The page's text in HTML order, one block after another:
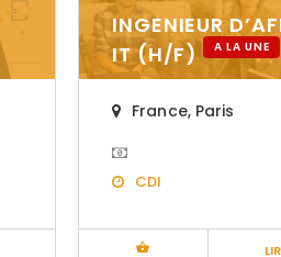
INGENIEUR
IT (H/F)
A LA UNE
France, Paris
CDI